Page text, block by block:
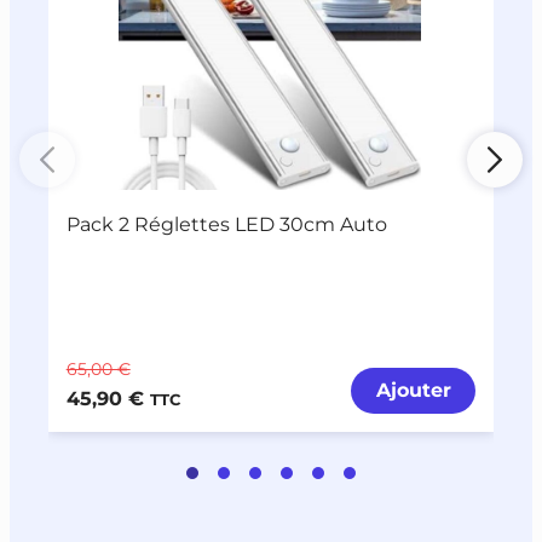
Pack 2 Réglettes LED 30cm Auto
65,00 €
45,90 € TTC Ajouter